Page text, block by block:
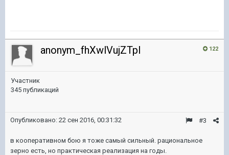
122
anonym_fhXwlVujZTpl
Участник
345 публикаций
#3
Опубликовано: 22 сен 2016, 00:31:32
в кооперативном бою я тоже самый сильный. рациональное
зерно есть, но практическая реализация на годы.